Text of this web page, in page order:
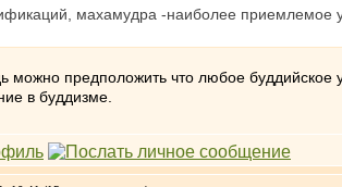
махамудра -наиболее приемлемое
можно предположить что любое
в буддизме.